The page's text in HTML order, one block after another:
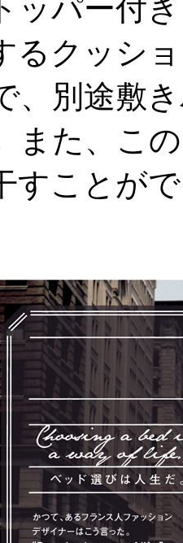
ッパー付
るクッシ
、別途敷
また、こ
すことが